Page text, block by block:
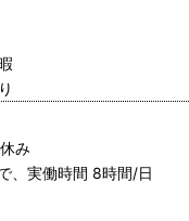
み
、実働時間 8時間/日